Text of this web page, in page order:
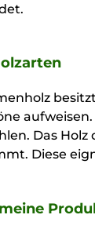
Das
Diese